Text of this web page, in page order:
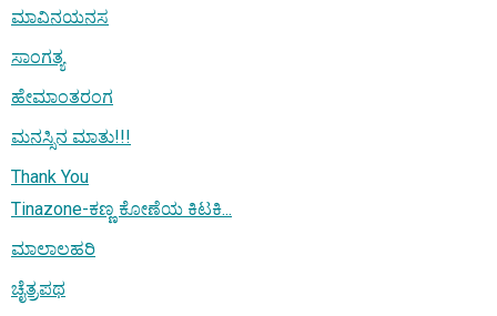
ಮಾವಿನಯನಸ
ಸಾಂಗತ್ಯ
ಹೇಮಾಂತರಂಗ
ಮನಸ್ಸಿನ ಮಾತು!!!
Thank You
Tinazone-ಕಣ್ಣ ಕೋಣೆಯ ಕಿಟಕಿ...
ಮಾಲಾಲಹರಿ
ಚೈತ್ರಪಥ